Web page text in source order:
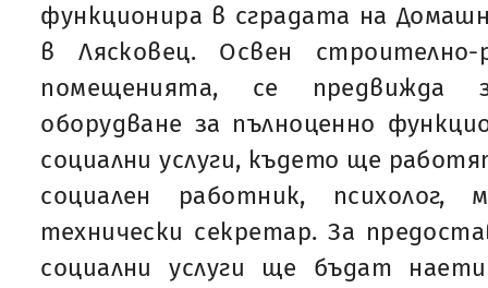
функционира в сградата на
в Лясковец. Освен
помещенията, се предвижда
оборудване за пълноценно
социални услуги, където ще
социален работник, психолог,
технически секретар. За
социални услуги ще бъдат